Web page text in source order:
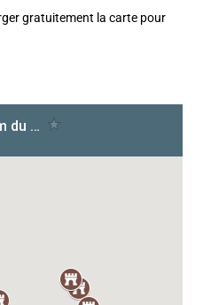
gratuitement la carte pour